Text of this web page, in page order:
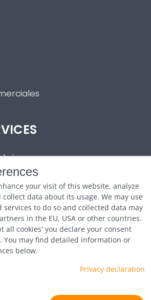
your visit of this website, analyze
data about its usage. We may use
to do so and collected data may
in the EU, USA or other countries.
all cookies' you declare your consent
You may find detailed information or
below.
Privacy declaration